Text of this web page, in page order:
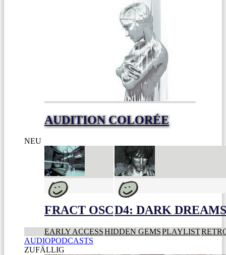
AUDITION COLORÉE
NEU
FRACT OSCD4: DARK
EARLY ACCESSHIDDEN GEMSPLAYLIST
AUDIOPODCASTS
ZUFÄLLIG